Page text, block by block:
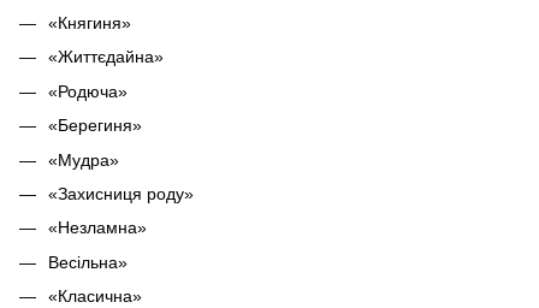
«Княгиня»
«Життєдайна»
«Родюча»
«Берегиня»
«Мудра»
«Захисниця роду»
«Незламна»
Весільна»
«Класична»